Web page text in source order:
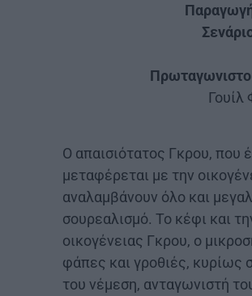
Γουίλ
Ο απαισιότατος Γκρου, που
μεταφέρεται με την
αναλαμβάνουν όλο και
σουρεαλισμό. Το κέφι και
οικογένειας Γκρου, ο
φάπες και γροθιές, κυρίως
του νέμεση, ανταγωνιστή